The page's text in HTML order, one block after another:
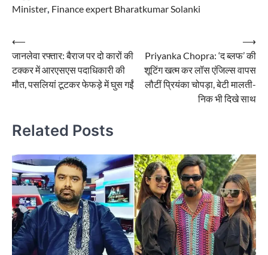
Minister, Finance expert Bharatkumar Solanki
Post
navigation
⟵
जानलेवा रफ्तार: बैराज पर दो कारों की
टक्कर में आरएसएस पदाधिकारी की
मौत, पसलियां टूटकर फेफड़े में घुस गईं
Priyanka Chopra: ‘द ब्लफ’ की
शूटिंग खत्म कर लॉस एंजिल्स वापस
लौटीं प्रियंका चोपड़ा, बेटी मालती-
निक भी दिखे साथ
⟶
Related Posts